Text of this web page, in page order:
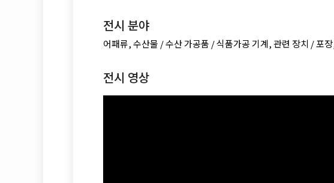
전시 분야
어패류, 수산물 / 수산 가공품 / 식품가공 기계, 관련 장치 / 포
전시 영상